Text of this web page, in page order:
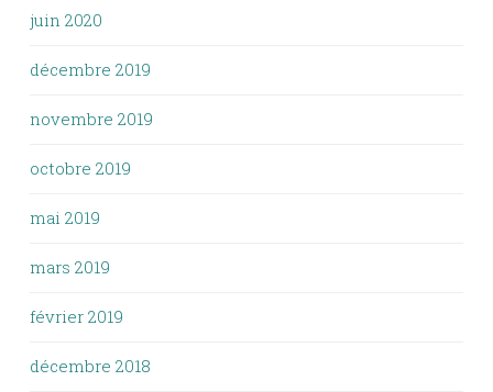
juin 2020
décembre 2019
novembre 2019
octobre 2019
mai 2019
mars 2019
février 2019
décembre 2018